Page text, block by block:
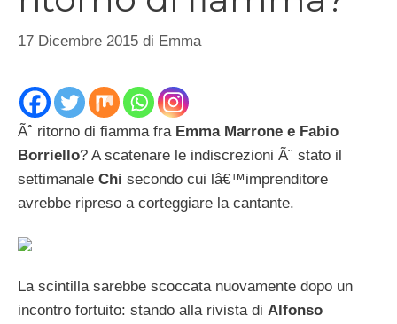
17 Dicembre 2015 di Emma
Ãˆ ritorno di fiamma fra Emma Marrone e Fabio
Borriello? A scatenare le indiscrezioni Ã¨ stato il
settimanale Chi secondo cui lâ€™imprenditore
avrebbe ripreso a corteggiare la cantante.
La scintilla sarebbe scoccata nuovamente dopo un
incontro fortuito: stando alla rivista di Alfonso